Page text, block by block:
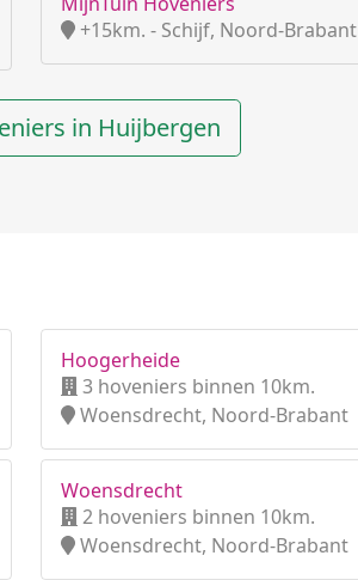
+15km. - Schijf, Noord-Brabant
in Huijbergen
Hoogerheide
3 hoveniers binnen 10km.
Woensdrecht, Noord-Brabant
Woensdrecht
2 hoveniers binnen 10km.
Woensdrecht, Noord-Brabant